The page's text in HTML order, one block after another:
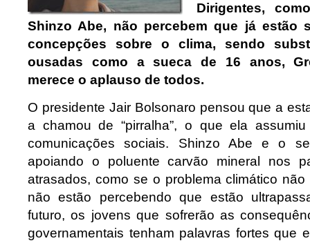
Dirigentes,
Shinzo Abe, não percebem que já estão
concepções sobre o clima, sendo
ousadas como a sueca de 16 anos,
merece o aplauso de todos.
O presidente Jair Bolsonaro pensou que a
a chamou de “pirralha”, o que ela
comunicações sociais. Shinzo Abe e o
apoiando o poluente carvão mineral nos
atrasados, como se o problema climático
não estão percebendo que estão
futuro, os jovens que sofrerão as
governamentais tenham palavras fortes que